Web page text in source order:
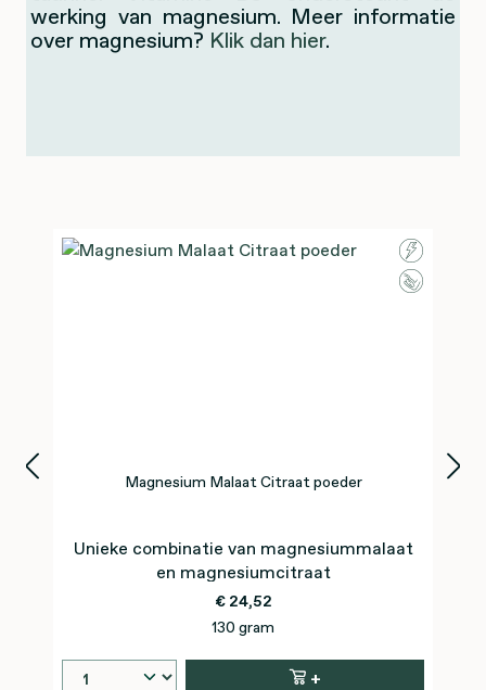
werking van magnesium. Meer informatie
over magnesium? Klik dan hier.
Productgalerij overslaan
Magnesium Malaat Citraat poeder
Unieke combinatie van magnesiummalaat
en magnesiumcitraat
€ 24,52
130 gram
+